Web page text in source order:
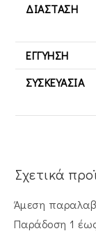
ΔΙΆΣΤΑΣΗ
ΕΓΓΎΗΣΗ
ΣΥΣΚΕΥΑΣΊΑ
Σχετικά
Άμεση
Παράδoση 1